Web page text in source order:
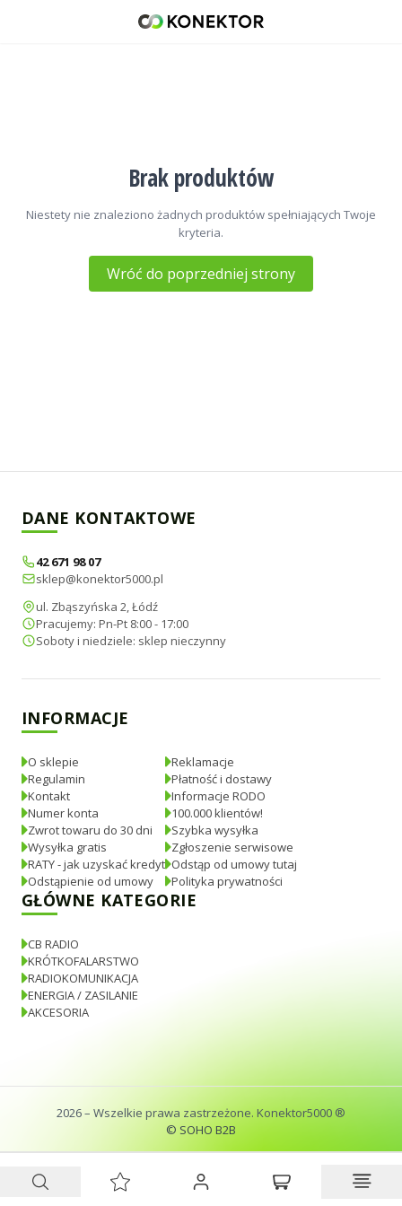
Brak produktów
Niestety nie znaleziono żadnych produktów spełniających Twoje
kryteria.
Wróć do poprzedniej strony
DANE KONTAKTOWE
42 671 98 07
sklep@konektor5000.pl
ul. Zbąszyńska 2, Łódź
Pracujemy: Pn-Pt 8:00 - 17:00
Soboty i niedziele: sklep nieczynny
INFORMACJE
O sklepie
Regulamin
Kontakt
Numer konta
Zwrot towaru do 30 dni
Wysyłka gratis
RATY - jak uzyskać kredyt
Odstąpienie od umowy
Reklamacje
Płatność i dostawy
Informacje RODO
100.000 klientów!
Szybka wysyłka
Zgłoszenie serwisowe
Odstąp od umowy tutaj
Polityka prywatności
GŁÓWNE KATEGORIE
CB RADIO
KRÓTKOFALARSTWO
RADIOKOMUNIKACJA
ENERGIA / ZASILANIE
AKCESORIA
2026– Wszelkie prawa zastrzeżone. Konektor5000 ®
© SOHO B2B